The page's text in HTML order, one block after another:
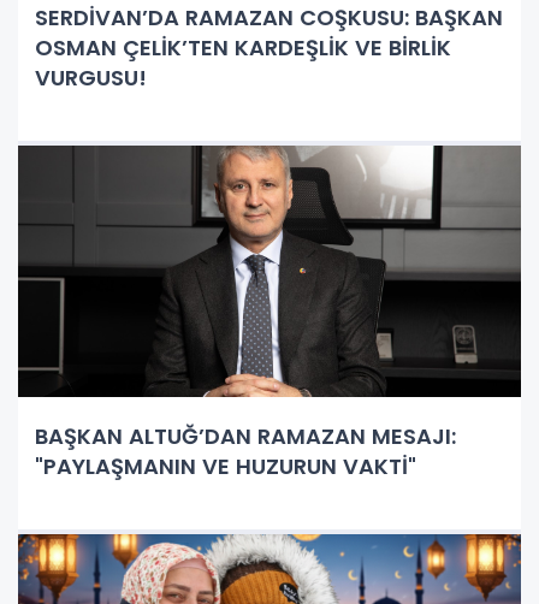
SERDİVAN’DA RAMAZAN COŞKUSU: BAŞKAN
OSMAN ÇELİK’TEN KARDEŞLİK VE BİRLİK
VURGUSU!
BAŞKAN ALTUĞ’DAN RAMAZAN MESAJI:
"PAYLAŞMANIN VE HUZURUN VAKTİ"